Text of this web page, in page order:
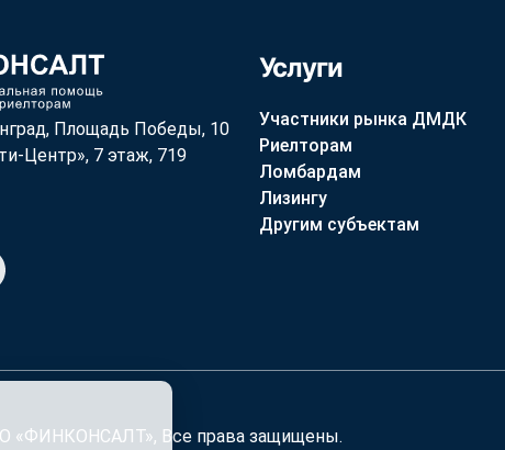
Площадь Победы, 10
Центр», 7 этаж, 719
Услуги
Участники рынка ДМДК
Риелторам
Ломбардам
Лизингу
Другим субъектам
«ФИНКОНСАЛТ», Все права защищены.